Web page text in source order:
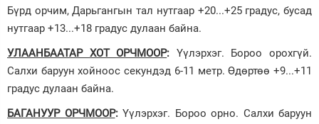
Бүрд орчим, Дарьгангын тал нутгаар +20...+25 градус, бусад
нутгаар +13...+18 градус дулаан байна.
УЛААНБААТАР ХОТ ОРЧМООР: Үүлэрхэг. Бороо орохгүй.
Салхи баруун хойноос секундэд 6-11 метр. Өдөртөө +9...+11
градус дулаан байна.
БАГАНУУР ОРЧМООР: Үүлэрхэг. Бороо орно. Салхи баруун